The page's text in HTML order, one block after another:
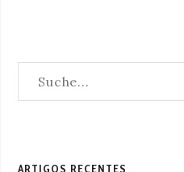
ARTIGOS RECENTES